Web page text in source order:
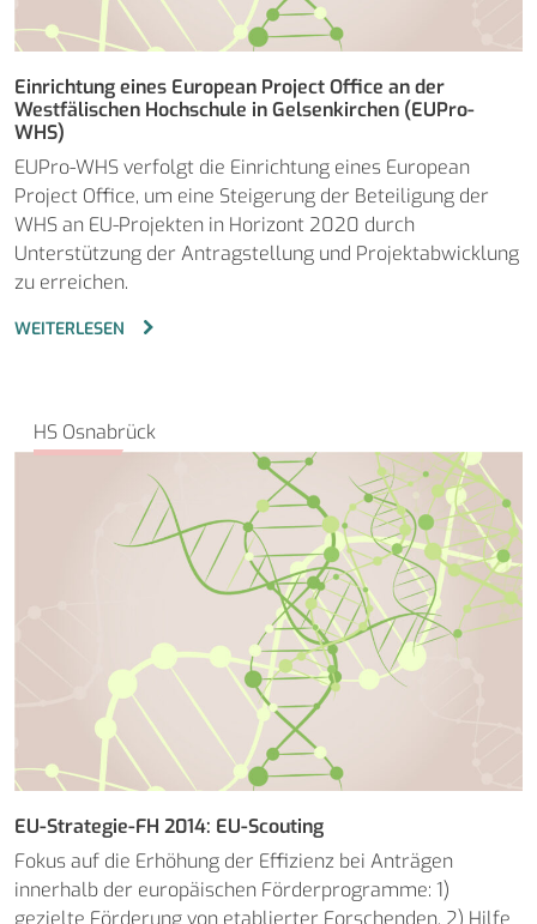
Einrichtung eines European Project Office an der
Westfälischen Hochschule in Gelsenkirchen (EUPro-
WHS)
EUPro-WHS verfolgt die Einrichtung eines European
Project Office, um eine Steigerung der Beteiligung der
WHS an EU-Projekten in Horizont 2020 durch
Unterstützung der Antragstellung und Projektabwicklung
zu erreichen.
WEITERLESEN
HS Osnabrück
EU-Strategie-FH 2014: EU-Scouting
Fokus auf die Erhöhung der Effizienz bei Anträgen
innerhalb der europäischen Förderprogramme: 1)
gezielte Förderung von etablierter Forschenden, 2) Hilfe